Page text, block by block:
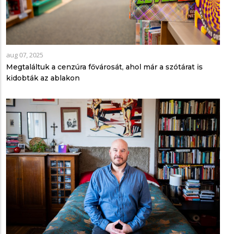
aug 07, 2025
Megtaláltuk a cenzúra fővárosát, ahol már a szótárat is
kidobták az ablakon